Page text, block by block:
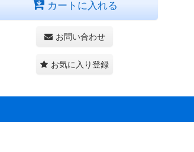
カートに入れる
お問い合わせ
お気に入り登録